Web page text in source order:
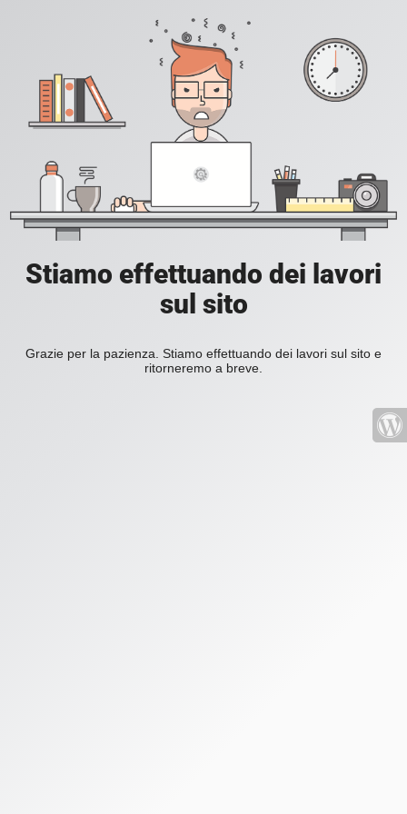
Stiamo effettuando dei lavori
sul sito
Grazie per la pazienza. Stiamo effettuando dei lavori sul sito e
ritorneremo a breve.